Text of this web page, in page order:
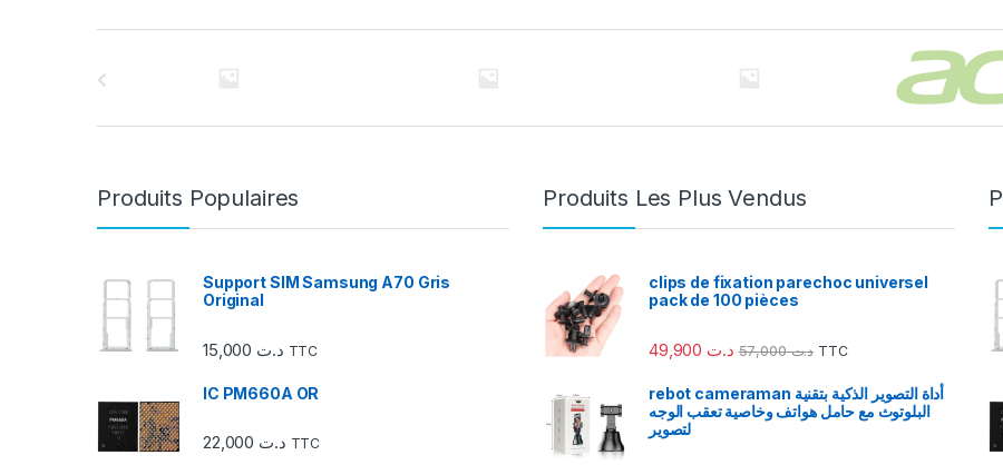
Produits Populaires
Support SIM Samsung A70 Gris
Original
د.ت TTC
IC PM660A OR
د.ت TTC
Produits Les Plus Vendus
clips de fixation parechoc universel
pack de 100 pièces
د.ت د.ت57,000 TTC
rebot cameraman أداة التصوير الذكية بتقنية
البلوتوث مع حامل هواتف وخاصية تعقب الوجه
لتصوير